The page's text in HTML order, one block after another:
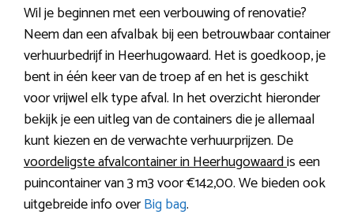
Wil je beginnen met een verbouwing of renovatie?
Neem dan een afvalbak bij een betrouwbaar container
verhuurbedrijf in Heerhugowaard. Het is goedkoop, je
bent in één keer van de troep af en het is geschikt
voor vrijwel elk type afval. In het overzicht hieronder
bekijk je een uitleg van de containers die je allemaal
kunt kiezen en de verwachte verhuurprijzen. De
voordeligste afvalcontainer in Heerhugowaardis een
puincontainer van 3 m3 voor €142,00. We bieden ook
uitgebreide info overBig bag.